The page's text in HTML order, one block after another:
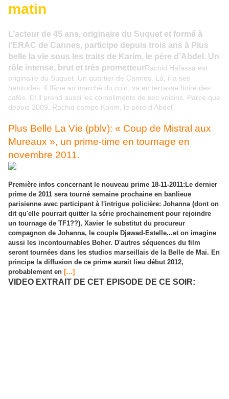
matin
L’acteur de 45 ans, originaire du Suquet et formé à
l’ERAC de Cannes, participe depuis trois ans à Plus
belle la vie sous les traits de Karim, le père d’Abdel. Un
rôle intense, brut et très prometteurRachid Hafassa est
originaire du Suquet. Un quartier de Cannes. Là, il a ses
habitudes. Il flâne au marché du coin, va en terrasse boire des
cafés. Et il prend aussi les compliments de ses voisins. Parce que
depuis 2009, Rachid campe Karim, le père d'Abdel.
Plus Belle La Vie (pblv): « Coup de Mistral aux
Mureaux », un prime-time en tournage en
novembre 2011.
Première infos concernant le nouveau prime 18-11-2011:Le dernier
prime de 2011 sera tourné semaine prochaine en banlieue
parisienne avec participant à l'intrigue policière: Johanna (dont on
dit qu'elle pourrait quitter la série prochainement pour rejoindre
un tournage de TF1??), Xavier le substitut du procureur
compagnon de Johanna, le couple Djawad-Estelle...et on imagine
aussi les incontournables Boher. D'autres séquences du film
seront tournées dans les studios marseillais de la Belle de Mai. En
principe la diffusion de ce prime aurait lieu début 2012,
probablement en […]
VIDEO EXTRAIT DE CET EPISODE DE CE SOIR: